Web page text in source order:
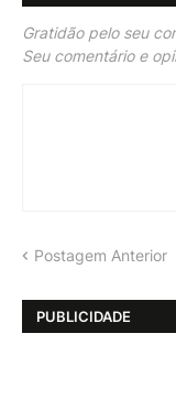
Gratidão pelo seu
Seu comentário e
Postagem Anterior
PUBLICIDADE